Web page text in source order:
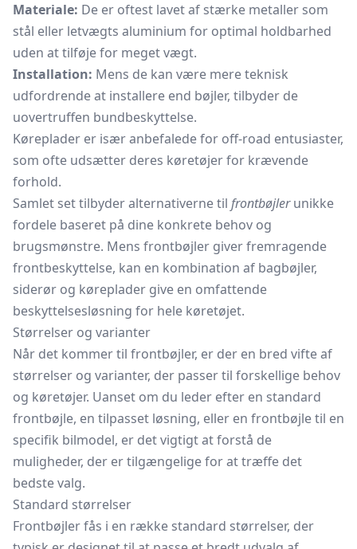
Materiale: De er oftest lavet af stærke metaller som
stål eller letvægts aluminium for optimal holdbarhed
uden at tilføje for meget vægt.
Installation: Mens de kan være mere teknisk
udfordrende at installere end bøjler, tilbyder de
uovertruffen bundbeskyttelse.
Køreplader er især anbefalede for off-road entusiaster,
som ofte udsætter deres køretøjer for krævende
forhold.
Samlet set tilbyder alternativerne til frontbøjlerunikke
fordele baseret på dine konkrete behov og
brugsmønstre. Mens frontbøjler giver fremragende
frontbeskyttelse, kan en kombination af bagbøjler,
siderør og køreplader give en omfattende
beskyttelsesløsning for hele køretøjet.
Størrelser og varianter
Når det kommer til frontbøjler, er der en bred vifte af
størrelser og varianter, der passer til forskellige behov
og køretøjer. Uanset om du leder efter en standard
frontbøjle, en tilpasset løsning, eller en frontbøjle til en
specifik bilmodel, er det vigtigt at forstå de
muligheder, der er tilgængelige for at træffe det
bedste valg.
Standard størrelser
Frontbøjler fås i en række standard størrelser, der